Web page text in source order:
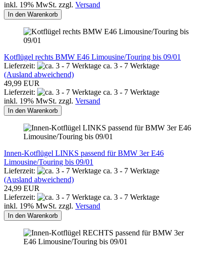
inkl. 19% MwSt. zzgl. Versand
In den Warenkorb
Kotflügel rechts BMW E46 Limousine/Touring bis 09/01
Lieferzeit:
ca. 3 - 7 Werktage
(Ausland abweichend)
49,99 EUR
Lieferzeit:
ca. 3 - 7 Werktage
inkl. 19% MwSt. zzgl. Versand
In den Warenkorb
Innen-Kotflügel LINKS passend für BMW 3er E46
Limousine/Touring bis 09/01
Lieferzeit:
ca. 3 - 7 Werktage
(Ausland abweichend)
24,99 EUR
Lieferzeit:
ca. 3 - 7 Werktage
inkl. 19% MwSt. zzgl. Versand
In den Warenkorb